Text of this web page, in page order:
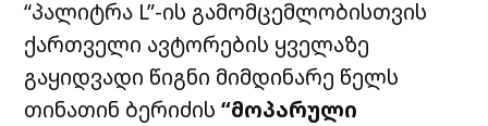
“პალიტრა L”-ის გამომცემლობისთვის
ქართველი ავტორების ყველაზე
გაყიდვადი წიგნი მიმდინარე წელს
თინათინ ბერიძის“მოპარული